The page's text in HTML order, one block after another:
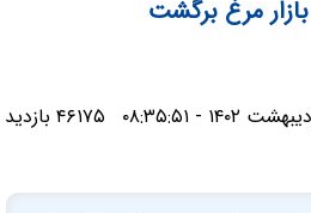
مرغ برگشت
۴۶۱۷۵ بازدید